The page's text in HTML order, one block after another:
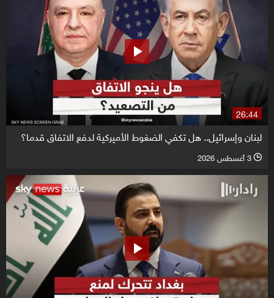
26:44
لبنان وإسرائيل.. هل تكفي الضغوط الأميركية لدفع الاتفاق قدما؟
l 3 أغسطس 2026